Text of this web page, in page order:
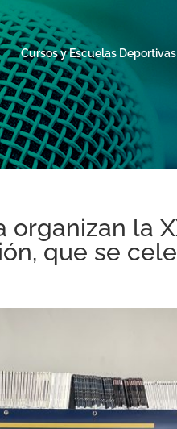
Cursos y Escuelas
la
que se